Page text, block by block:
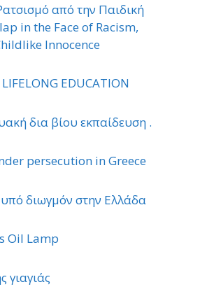
από την Παιδική
in the Face of Racism,
Innocence
EDUCATION
δια βίου εκπαίδευση .
persecution in Greece
διωγμόν στην Ελλάδα
Oil Lamp
γιαγιάς